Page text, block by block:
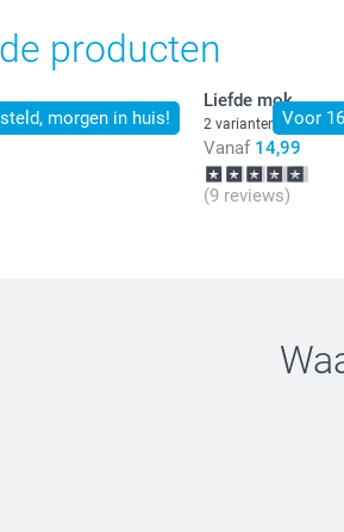
producten
morgen in huis! Voor
Liefde mok
2 varianten
Vanaf 14,99
(9 reviews)